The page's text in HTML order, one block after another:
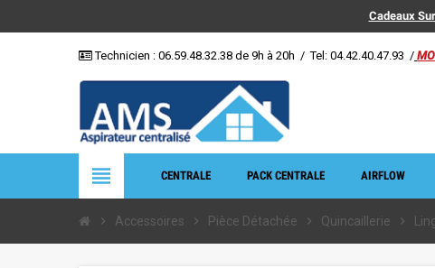
Cadeaux
Technicien : 06.59.48.32.38 de 9h à 20h / Tel: 04.42.40.47.93 /
view_headline CENTRALE PACK CENTRALE AIRFLOW
chevron_right Accessoires chevron_right Pièce Détachée chevron_right Quincaillerie chevron_right